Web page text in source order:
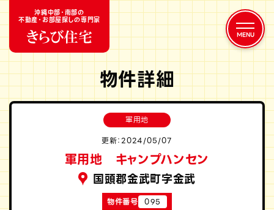
沖縄中部・南部の
不動産・お部屋探しの専門家
物件詳細
軍用地
更新：2024/05/07
軍用地 キャンプハンセン
国頭郡金武町字金武
物件番号 095